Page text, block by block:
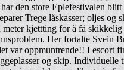
den store Eplefestivalen
Trege låskasser; oljes
kjettting for å få
Her fortalte Svein
var oppmuntrende!! I
og skip.